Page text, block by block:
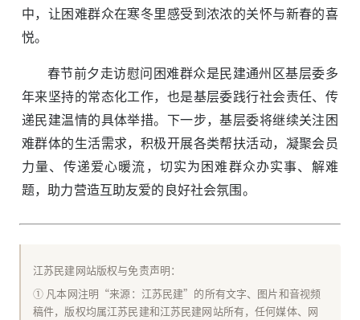
中，让困难群众在寒冬里感受到浓浓的关怀与新春的喜
悦。
春节前夕走访慰问困难群众是民建通州区基层委多
年来坚持的常态化工作，也是基层委践行社会责任、传
递民建温情的具体举措。下一步，基层委将继续关注困
难群体的生活需求，积极开展各类帮扶活动，凝聚会员
力量、传递爱心暖流，切实为困难群众办实事、解难
题，助力营造互助友爱的良好社会氛围。
江苏民建网站版权与免责声明：
① 凡本网注明“来源：江苏民建”的所有文字、图片和音视频
稿件，版权均属江苏民建和江苏民建网站所有，任何媒体、网